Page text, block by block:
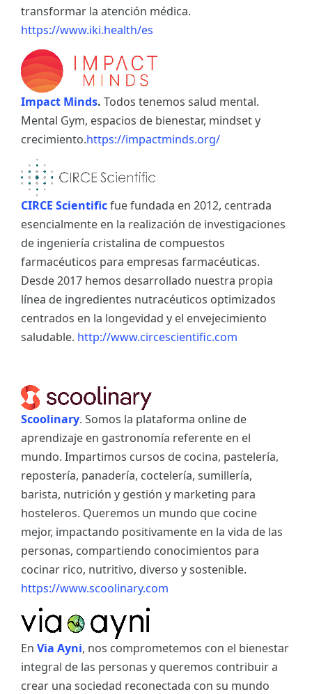
transformar la atención médica.
https://www.iki.health/es
Impact Minds. Todos tenemos salud mental.
Mental Gym, espacios de bienestar, mindset y
crecimiento.https://impactminds.org/
CIRCE Scientificfue fundada en 2012, centrada
esencialmente en la realización de investigaciones
de ingeniería cristalina de compuestos
farmacéuticos para empresas farmacéuticas.
Desde 2017 hemos desarrollado nuestra propia
línea de ingredientes nutracéuticos optimizados
centrados en la longevidad y el envejecimiento
saludable. http://www.circescientific.com
Scoolinary. Somos la plataforma online de
aprendizaje en gastronomía referente en el
mundo. Impartimos cursos de cocina, pastelería,
repostería, panadería, coctelería, sumillería,
barista, nutrición y gestión y marketing para
hosteleros. Queremos un mundo que cocine
mejor, impactando positivamente en la vida de las
personas, compartiendo conocimientos para
cocinar rico, nutritivo, diverso y sostenible.
https://www.scoolinary.com
En Via Ayni, nos comprometemos con el bienestar
integral de las personas y queremos contribuir a
crear una sociedad reconectada con su mundo